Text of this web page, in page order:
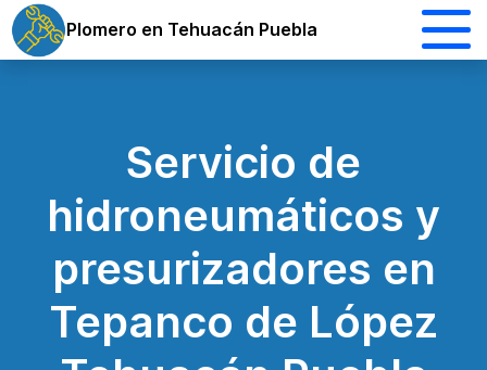
Plomero en Tehuacán Puebla
Servicio de
hidroneumáticos y
presurizadores en
Tepanco de López